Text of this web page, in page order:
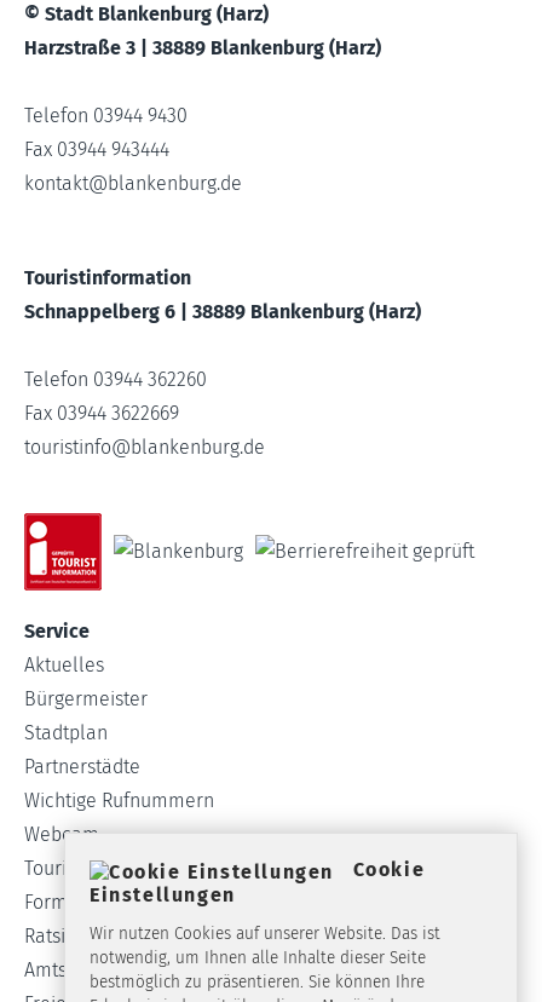
© Stadt Blankenburg (Harz)
Harzstraße 3 | 38889 Blankenburg (Harz)
Telefon 03944 9430
Fax 03944 943444
kontakt@blankenburg.de
Touristinformation
Schnappelberg 6 | 38889 Blankenburg (Harz)
Telefon 03944 362260
Fax 03944 3622669
touristinfo@blankenburg.de
Service
Aktuelles
Bürgermeister
Stadtplan
Partnerstädte
Wichtige Rufnummern
Webcam
Tourist-Info
Formulare
Ratsinformationssystem
Amtsblatt
Cookie
Einstellungen
Wir nutzen Cookies auf unserer Website. Das ist
notwendig, um Ihnen alle Inhalte dieser Seite
bestmöglich zu präsentieren. Sie können Ihre